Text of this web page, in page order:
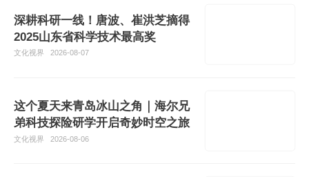
深耕科研一线！唐波、崔洪芝摘得
2025山东省科学技术最高奖
文化视界 2026-08-07
这个夏天来青岛冰山之角｜海尔兄
弟科技探险研学开启奇妙时空之旅
文化视界 2026-08-06